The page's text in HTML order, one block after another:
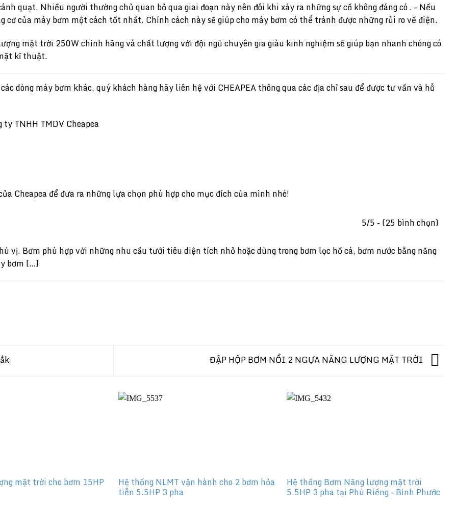
quạt. Nhiều người thường chủ quan bỏ qua giai đoạn này nên đôi khi xảy ra những sự cố không đáng có . – Nếu
của máy bơm một cách tốt nhất. Chính cách này sẽ giúp cho máy bơm có thể tránh được những rủi ro về điện.
mặt trời 250W chính hãng và chất lượng với đội ngũ chuyên gia giàu kinh nghiệm sẽ giúp bạn nhanh chóng có
kĩ thuật.
dòng máy bơm khác, quý khách hàng hãy liên hệ với CHEAPEA thông qua các địa chỉ sau để được tư vấn và hỗ
TNHH TMDV Cheapea
Cheapea để đưa ra những lựa chọn phù hợp cho mục đích của mình nhé!
5/5 - (25 bình chọn)
vị. Bơm phù hợp với những nhu cầu tưới tiêu diện tích nhỏ hoặc dùng trong bơm lọc hồ cá, bơm nước bằng năng
bơm […]
ĐẬP HỘP BƠM NỔI 2 NGỰA NĂNG LƯỢNG MẶT TRỜI
mặt trời cho bơm 15HP Hệ thống NLMT vận hành cho 2 bơm hỏa
tiễn 5.5HP 3 pha
Hệ thống Bơm Năng lượng mặt trời
5.5HP 3 pha tại Phú Riềng – Bình Phước